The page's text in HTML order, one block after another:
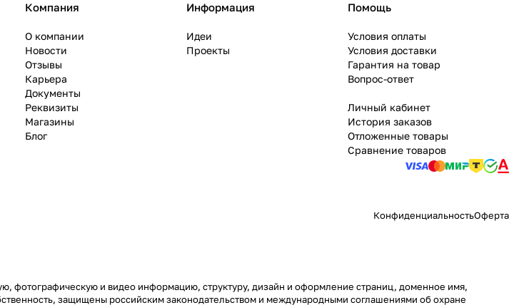
Компания
О компании
Новости
Отзывы
Карьера
Документы
Реквизиты
Магазины
Блог
Информация
Идеи
Проекты
Помощь
Условия оплаты
Условия доставки
Гарантия на товар
Вопрос-ответ
Личный кабинет
История заказов
Отложенные товары
Сравнение товаров
КонфиденциальностьОферта
фотографическую и видео информацию, структуру, дизайн и оформление страниц, доменное имя,
защищены российским законодательством и международными соглашениями об охране